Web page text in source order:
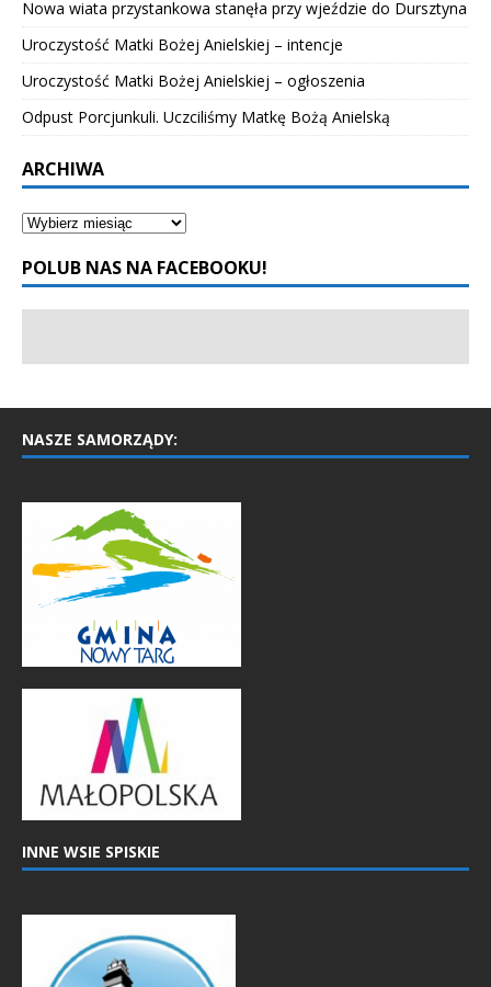
Nowa wiata przystankowa stanęła przy wjeździe do Dursztyna
Uroczystość Matki Bożej Anielskiej – intencje
Uroczystość Matki Bożej Anielskiej – ogłoszenia
Odpust Porcjunkuli. Uczciliśmy Matkę Bożą Anielską
ARCHIWA
POLUB NAS NA FACEBOOKU!
NASZE SAMORZĄDY:
INNE WSIE SPISKIE